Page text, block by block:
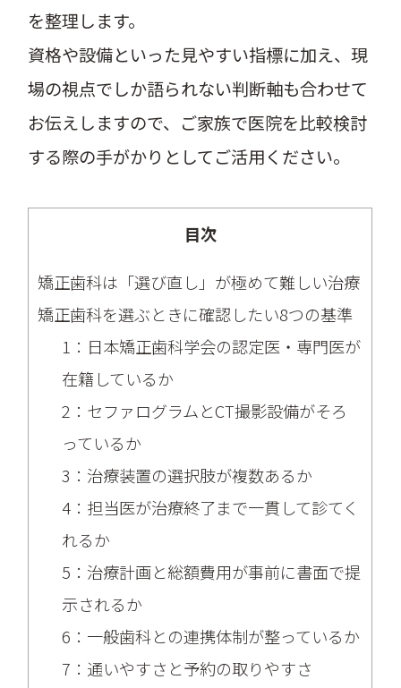
を整理します。
資格や設備といった見やすい指標に加え、現
場の視点でしか語られない判断軸も合わせて
お伝えしますので、ご家族で医院を比較検討
する際の手がかりとしてご活用ください。
目次
矯正歯科は「選び直し」が極めて難しい治療
矯正歯科を選ぶときに確認したい8つの基準
1：日本矯正歯科学会の認定医・専門医が
在籍しているか
2：セファログラムとCT撮影設備がそろ
っているか
3：治療装置の選択肢が複数あるか
4：担当医が治療終了まで一貫して診てく
れるか
5：治療計画と総額費用が事前に書面で提
示されるか
6：一般歯科との連携体制が整っているか
7：通いやすさと予約の取りやすさ